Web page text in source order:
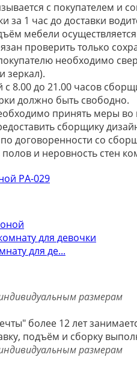
с покупателем и
за 1 час до доставки
мебели
проверить только
необходимо
зеркал).
8.00 до 21.00 часов
должно быть свободно.
принять меры
сборщику
договоренности со
полов и неровность стен
РА-029
для де...
более 12 лет
подъём и сборку